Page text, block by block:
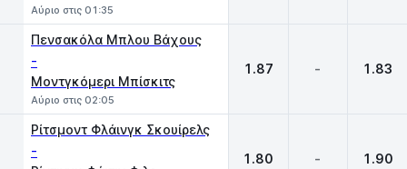
Αύριο στις 01:35
Πενσακόλα Μπλου Βάχους
-
Μοντγκόμερι Μπίσκιτς
Αύριο στις 02:05
1.87 - 1.83
Ρίτσμοντ Φλάινγκ Σκουίρελς
- 1.80 - 1.90